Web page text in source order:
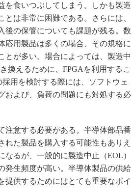
を食いつぶしてしまう。しかも製造
は非常に困難である。さらには、
後の保管についても課題が残る。数
応用製品は多くの場合、その規格に
とが多い。場合によっては、製造中
換えるために、FPGAを利用するこ
用を検討する際には、ソフトウェ
および、負荷の問題にも対処する必
意する必要がある。半導体部品番
た製品を購入する可能性もありえ
るが、一般的に製造中止（EOL）
発生頻度が高い。半導体製品の供給
提供するためにはとても重要なポイ